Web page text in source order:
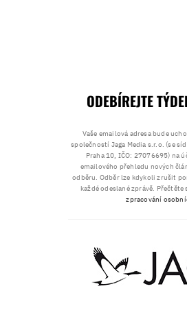
ODEBÍREJTE
Vaše emailová adresa bude
společností Jaga Media s.r.o. (se
Praha 10, IČO: 27076695) na
emailového přehledu nových
odběru. Odběr lze kdykoli zrušit
každé odeslané zprávě.
zpracování